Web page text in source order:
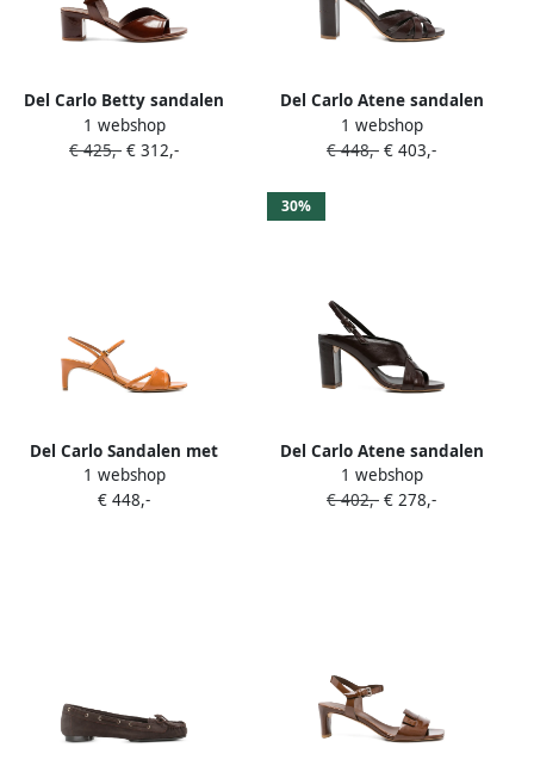
Del Carlo Betty sandalen
met gekruiste bandjes en
blokhak Bruin
1 webshop
€ 425,- € 312,-
Del Carlo Atene sandalen
met geweven bandje en
gespsluiting Bruin
1 webshop
€ 448,- € 403,-
Del Carlo Sandalen met
gekruiste bandjes Bruin
1 webshop
€ 448,-
30%
Del Carlo Atene sandalen
Bruin
1 webshop
€ 402,- € 278,-